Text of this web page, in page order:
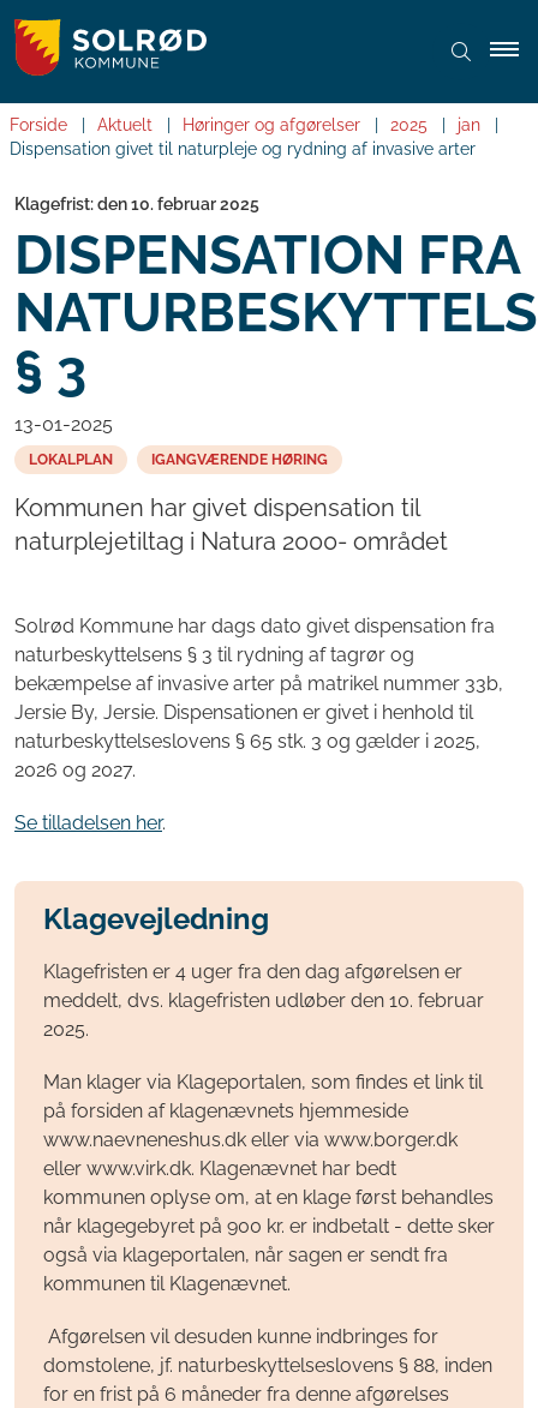
Forside Aktuelt Høringer og afgørelser 2025
jan
Dispensation givet til naturpleje og rydning af invasive arter
Klagefrist: den 10. februar 2025
DISPENSATION FRA
§ 3
13-01-2025
LOKALPLAN IGANGVÆRENDE HØRING
Kommunen har givet dispensation til
naturplejetiltag i Natura 2000- området
Solrød Kommune har dags dato givet dispensation fra
naturbeskyttelsens § 3 til rydning af tagrør og
bekæmpelse af invasive arter på matrikel nummer 33b,
Jersie By, Jersie. Dispensationen er givet i henhold til
naturbeskyttelseslovens § 65 stk. 3 og gælder i 2025,
2026 og 2027.
Se tilladelsen her.
Klagevejledning
Klagefristen er 4 uger fra den dag afgørelsen er
meddelt, dvs. klagefristen udløber den 10. februar
2025.
Man klager via Klageportalen, som findes et link til
på forsiden af klagenævnets hjemmeside
www.naevneneshus.dk eller via www.borger.dk
eller www.virk.dk. Klagenævnet har bedt
kommunen oplyse om, at en klage først behandles
når klagegebyret på 900 kr. er indbetalt - dette sker
også via klageportalen, når sagen er sendt fra
kommunen til Klagenævnet.
Afgørelsen vil desuden kunne indbringes for
domstolene, jf. naturbeskyttelseslovens § 88, inden
for en frist på 6 måneder fra denne afgørelses